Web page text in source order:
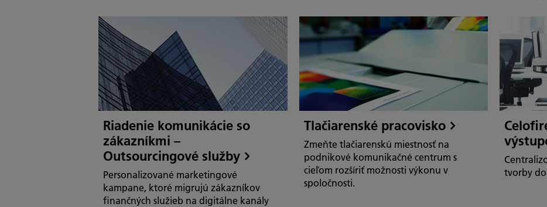
Riadenie komunikácie so
zákazníkmi –
Outsourcingové služby
Personalizované marketingové
kampane, ktoré migrujú zákazníkov
finančných služieb na digitálne kanály
Tlačiarenské pracovisko
Zmeňte tlačiarenskú miestnosť na
podnikové komunikačné centrum s
cieľom rozšíriť možnosti výkonu v
spoločnosti.
tvorby